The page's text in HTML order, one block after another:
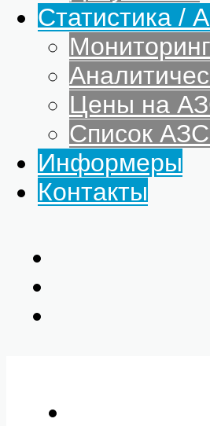
Статистика /
Цены на
Список
Информеры
Контакты